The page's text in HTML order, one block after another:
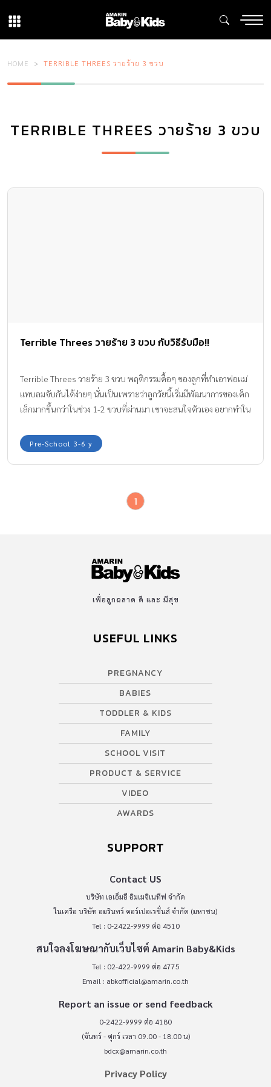
HOME TERRIBLE THREES วายร้าย 3 ขวบ
TERRIBLE THREES วายร้าย 3 ขวบ
Terrible Threes วายร้าย 3 ขวบ กับวิธีรับมือ!!
Terrible Threes วายร้าย 3 ขวบ พฤติกรรมดื้อๆ ของลูกที่ทำเอาพ่อแม่
แทบลมจับกันได้ง่ายๆ นั่นเป็นเพราะว่าลูกวัยนี้เริ่มมีพัฒนาการของเด็ก
เล็กมากขึ้นกว่าในช่วง 1-2 ขวบที่ผ่านมา เขาจะสนใจตัวเอง อยากทำใน
ทีมงาน Amarin Baby & Kids มีข้อมูลในเรื่องนี้มาให้ทุกครอบครัวได้
ทราบกันค่ะ
Pre-School 3-6 y
1
เพื่อลูกฉลาด ดี และ มีสุข
USEFUL LINKS
PREGNANCY
BABIES
TODDLER & KIDS
FAMILY
SCHOOL VISIT
PRODUCT & SERVICE
VIDEO
AWARDS
SUPPORT
Contact US
บริษัท เอเอ็มอี อิมเมจิเนทีฟ จำกัด
ในเครือ บริษัท อมรินทร์ คอร์เปอเรชั่นส์ จำกัด (มหาชน)
Tel : 0-2422-9999 ต่อ 4510
สนใจลงโฆษณากับเว็บไซต์ Amarin Baby&Kids
Tel : 02-422-9999 ต่อ 4775
Email : abkofficial@amarin.co.th
Report an issue or send feedback
0-2422-9999 ต่อ 4180
(จันทร์ - ศุกร์ เวลา 09.00 - 18.00 น)
bdcx@amarin.co.th
Privacy Policy